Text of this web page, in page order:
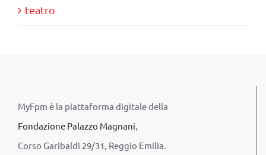
teatro
MyFpm è la piattaforma digitale della
Fondazione Palazzo Magnani,
Corso Garibaldi 29/31, Reggio Emilia.